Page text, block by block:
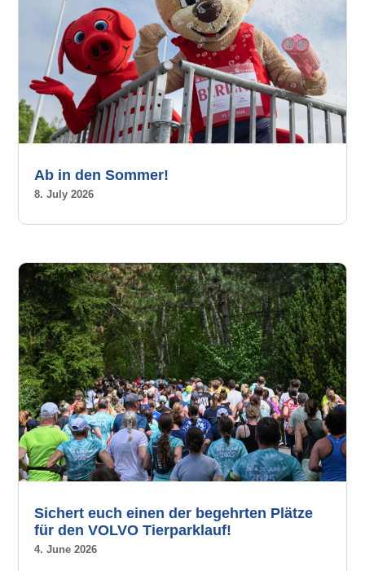
Ab in den Sommer!
8. July 2026
Sichert euch einen der begehrten Plätze
für den VOLVO Tierparklauf!
4. June 2026